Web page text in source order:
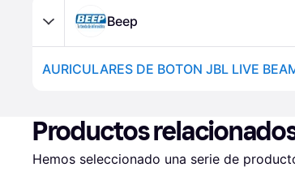
Beep
AURICULARES DE BOTON JBL LIVE
Productos
Hemos seleccionado una serie de